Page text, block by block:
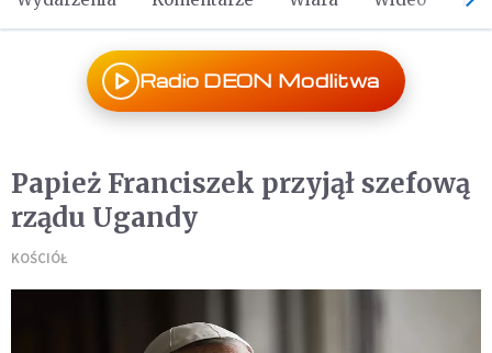
Radio DEON Modlitwa
Papież Franciszek przyjął szefową
rządu Ugandy
KOŚCIÓŁ